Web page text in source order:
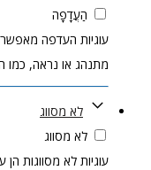
הַעֲדָפָה
עוגיות העדפה
מתנהג או נראה, כמו
לא מסווג
לא מסווג
עוגיות לא מסווגות